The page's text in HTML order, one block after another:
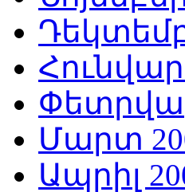
Հունվար
Մարտ
Ապրիլ